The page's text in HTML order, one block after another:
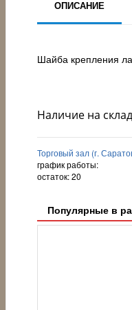
ОПИСАНИЕ
Шайба крепления
Наличие на
Торговый зал (г.
график работы:
остаток:20
Популярные в